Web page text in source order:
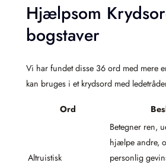
Hjælpsom
bogstaver
Vi har fundet disse 36 ord med mere
kan bruges i et krydsord med
Ord
Altruistisk
Betegner ren,
hjælpe andre,
personlig